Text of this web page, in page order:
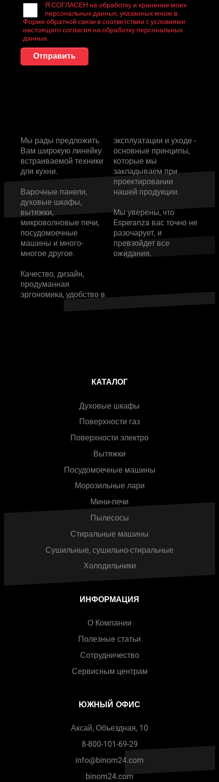
Я СОГЛАСЕН на обработку и хранение моих
персональных данных, указанных мною в
Форме обратной связи в соответствии с условиями
настоящего согласия на обработку персональных
данных.
Отправить
Мы рады предложить
Вам широкую линейку
встраиваемой техники
для кухни.
Варочные панели,
духовые шкафы,
вытяжки,
микроволновые печи,
посудомоечные
машины и много-
многое другое.
Качество, дизайн,
продуманная
эргономика, удобство в
эксплуатации и уходе -
основные принципы,
которые мы
закладываем при
проектировании
нашей продукции.
Мы уверены, что
Esperanza вас точно не
разочарует, и
превзойдет все
ожидания.
КАТАЛОГ
Духовые шкафы
Поверхности газ
Поверхности электро
Вытяжки
Посудомоечные машины
Морозильные лари
Мини-печи
Пылесосы
Стиральные машины
Сушильные, сушильно-стиральные
Холодильники
ИНФОРМАЦИЯ
О Компании
Полезные статьи
Сотрудничество
Сервисным центрам
ЮЖНЫЙ ОФИС
Аксай, Объездная, 10
8-800-101-69-29
info@binom24.com
binom24.com